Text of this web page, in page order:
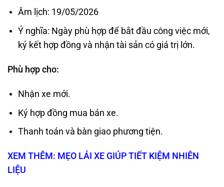
Âm lịch: 19/05/2026
Ý nghĩa: Ngày phù hợp để bắt đầu công việc mới,
ký kết hợp đồng và nhận tài sản có giá trị lớn.
Phù hợp cho:
Nhận xe mới.
Ký hợp đồng mua bán xe.
Thanh toán và bàn giao phương tiện.
XEM THÊM: MẸO LÁI XE GIÚP TIẾT KIỆM NHIÊN
LIỆU